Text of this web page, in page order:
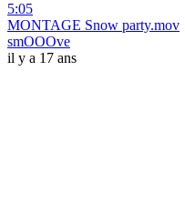
5:05
MONTAGE Snow party.mov
smOOOve
il y a 17 ans